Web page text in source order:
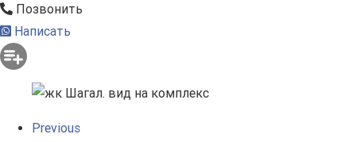
Позвонить
Написать
Previous